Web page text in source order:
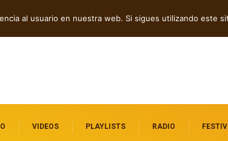
VIDEOS PLAYLISTS RADIO
al usuario en nuestra web. Si sigues utilizando este